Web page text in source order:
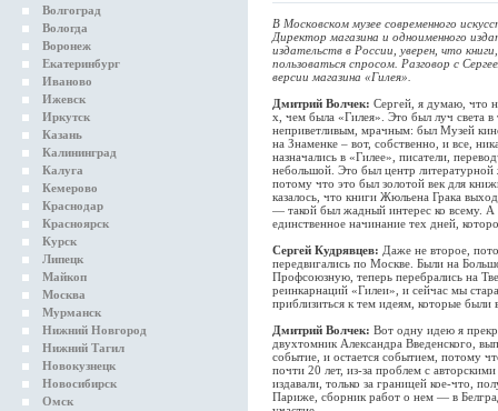
Волгоград
Вологда
Воронеж
Екатеринбург
Иваново
Ижевск
Иркутск
Казань
Калининград
Калуга
Кемерово
Краснодар
Красноярск
Курск
Липецк
Майкоп
Москва
Мурманск
Нижний Новгород
Нижний Тагил
Новокузнецк
Новосибирск
Омск
В Московском музее современного
Директор магазина и одноименного
издательств в России, уверен, что
пользоваться спросом. Разговор с
версии магазина «Гилея».
Дмитрий Волчек: Сергей, я думаю, что
х, чем была «Гилея». Это был луч света
неприветливым, мрачным: был Музей
на Знаменке – вот, собственно, и все,
назначались в «Гилее», писатели,
небольшой. Это был центр
потому что это был золотой век для
казалось, что книги Жюльена Грака
— такой был жадный интерес ко всему. А
единственное начинание тех дней,
Сергей Кудрявцев: Даже не второе,
передвигались по Москве. Были на
Профсоюзную, теперь перебрались на
реинкарнаций «Гилеи», и сейчас мы
приблизиться к тем идеям, которые были
Дмитрий Волчек: Вот одну идею я
двухтомник Александра Введенского,
событие, и остается событием, потому
почти 20 лет, из-за проблем с
издавали, только за границей кое-что,
Париже, сборник работ о нем — в